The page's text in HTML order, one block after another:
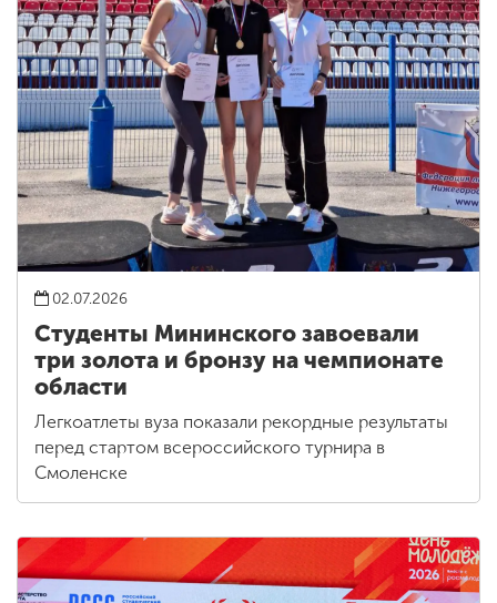
02.07.2026
Студенты Мининского завоевали
три золота и бронзу на чемпионате
области
Легкоатлеты вуза показали рекордные результаты
перед стартом всероссийского турнира в
Смоленске